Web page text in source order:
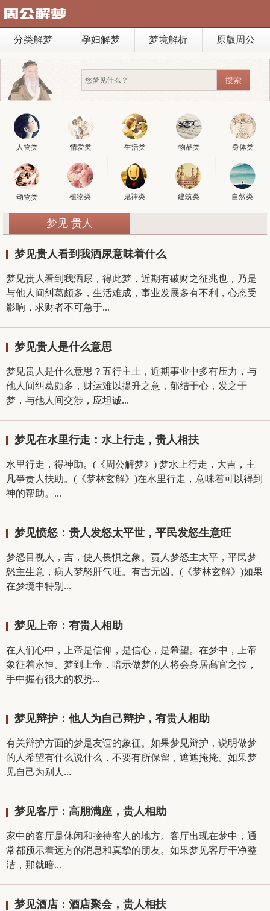
分类解梦 孕妇解梦 梦境解析 原版周公
人物类 情爱类 生活类 物品类 身体类
动物类 植物类 鬼神类 建筑类 自然类
梦见 贵人
梦见贵人看到我洒尿意味着什么
梦见贵人看到我洒尿，得此梦，近期有破财之征兆也，乃是
与他人间纠葛颇多，生活难成，事业发展多有不利，心态受
影响，求财者不可急于...
梦见贵人是什么意思
梦见贵人是什么意思？五行主土，近期事业中多有压力，与
他人间纠葛颇多，财运难以提升之意，郁结于心，发之于
梦，与他人间交涉，应坦诚...
梦见在水里行走：水上行走，贵人相扶
水里行走，得神助。(《周公解梦》) 梦水上行走，大吉，主
凡亊责人扶助。(《梦林玄解》)在水里行走，意味着可以得到
神的帮助。...
梦见愤怒：贵人发怒太平世，平民发怒生意旺
梦怒目视人，吉，使人畏惧之象。责人梦怒主太平，平民梦
怒主生意，病人梦怒肝气旺。有吉无凶。(《梦林玄解》)如果
在梦境中特别...
梦见上帝：有贵人相助
在人们心中，上帝是信仰，是信心，是希望。在梦中，上帝
象征着永恒。梦到上帝，暗示做梦的人将会身居髙官之位，
手中握有很大的权势...
梦见辩护：他人为自己辩护，有贵人相助
有关辩护方面的梦是友谊的象征。如果梦见辩护，说明做梦
的人希望有什么说什么，不要有所保留，遮遮掩掩。如果梦
见自己为别人...
梦见客厅：高朋满座，贵人相助
家中的客厅是休闲和接待客人的地方。客厅出现在梦中，通
常都预示着远方的消息和真挚的朋友。如果梦见客厅干净整
洁，那就暗...
梦见酒店：酒店聚会，贵人相扶